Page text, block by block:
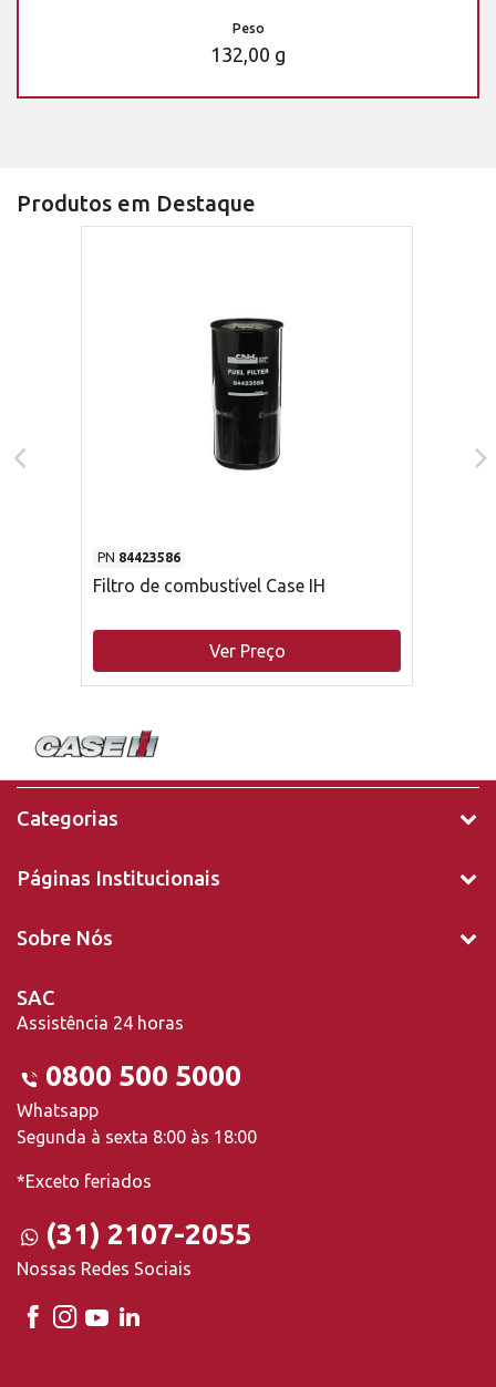
Peso
132,00 g
Produtos em Destaque
PN 84423586
Filtro de combustível Case IH
Ver Preço
Categorias
Páginas Institucionais
Sobre Nós
SAC
Assistência 24 horas
0800 500 5000
Whatsapp
Segunda à sexta 8:00 às 18:00
*Exceto feriados
(31) 2107-2055
Nossas Redes Sociais